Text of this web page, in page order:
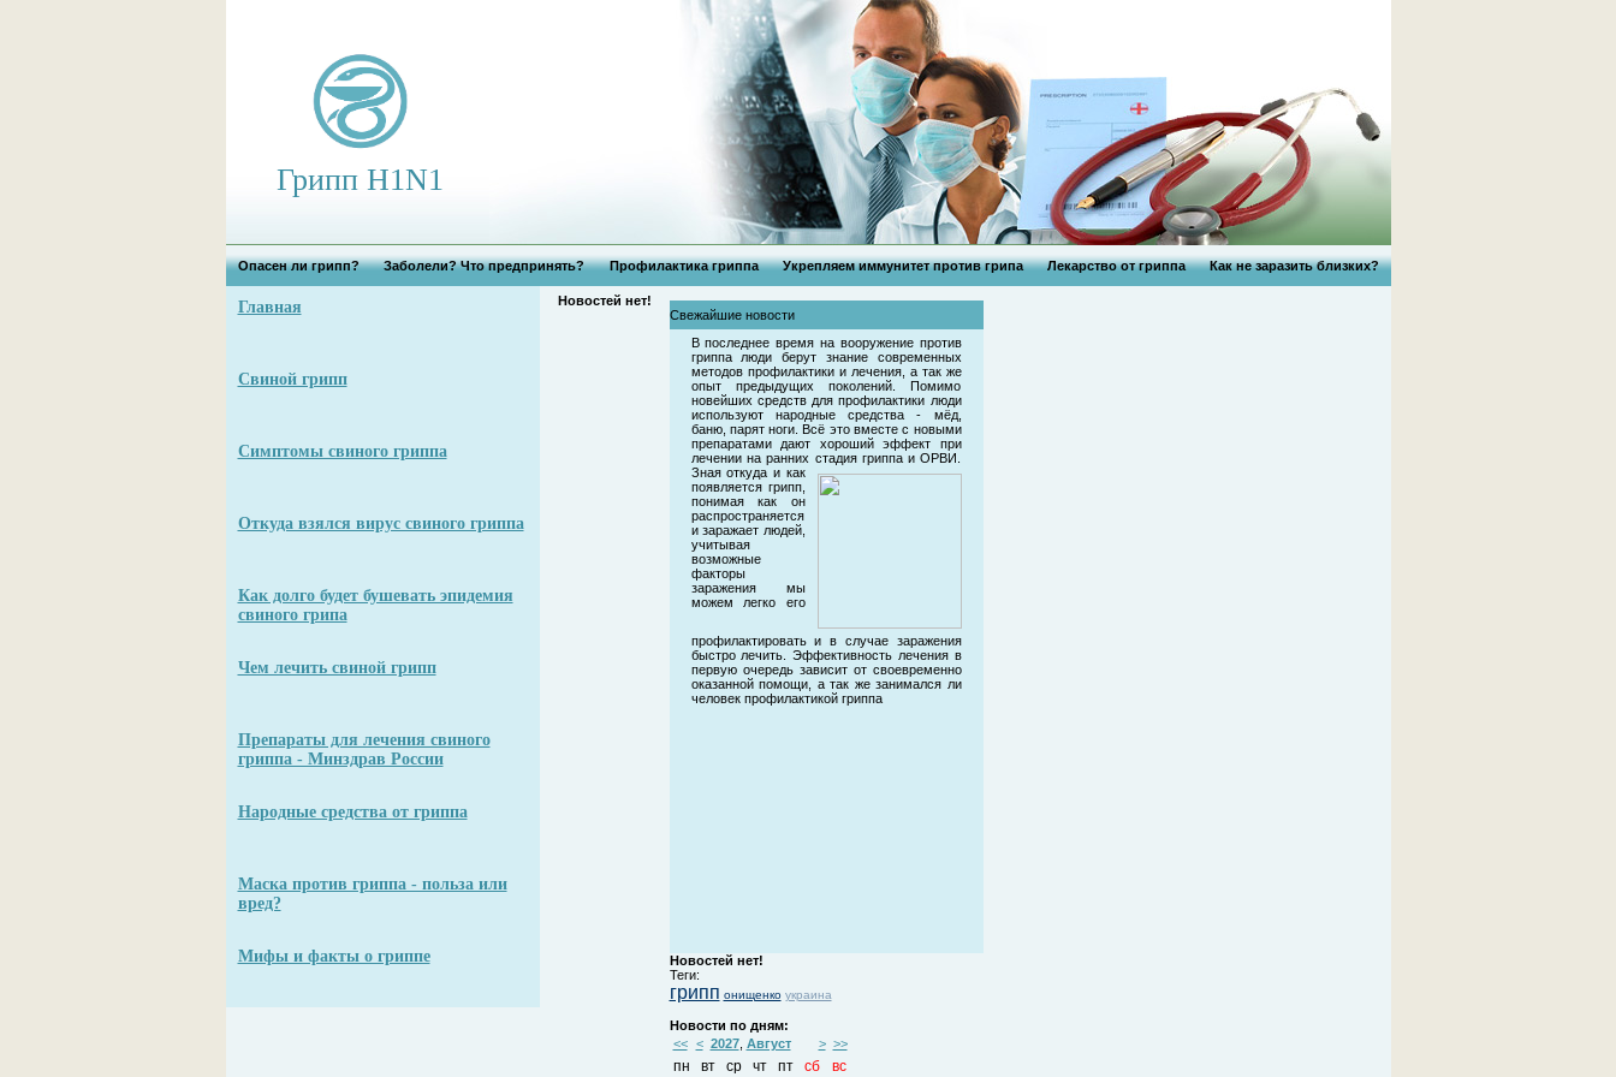
Грипп H1N1
Опасен ли грипп? Заболели? Что предпринять? Профилактика гриппа Укрепляем иммунитет против грипа Лекарство от гриппа Как не заразить близких?
Главная
Свиной грипп
Симптомы свиного гриппа
Откуда взялся вирус свиного гриппа
Как долго будет бушевать эпидемия
свиного грипа
Чем лечить свиной грипп
Препараты для лечения свиного
гриппа - Минздрав России
Народные средства от гриппа
Маска против гриппа - польза или
вред?
Мифы и факты о гриппе
Новостей нет!
Свежайшие новости
В последнее время на вооружение против
гриппа люди берут знание современных
методов профилактики и лечения, а так же
опыт предыдущих поколений. Помимо
новейших средств для профилактики люди
используют народные средства - мёд,
баню, парят ноги. Всё это вместе с новыми
препаратами дают хороший эффект при
лечении на ранних стадия гриппа и ОРВИ.
Зная откуда и как
появляется грипп,
понимая как он
распространяется
и заражает людей,
учитывая
возможные
факторы
заражения мы
можем легко его
профилактировать и в случае заражения
быстро лечить. Эффективность лечения в
первую очередь зависит от своевременно
оказанной помощи, а так же занимался ли
человек профилактикой гриппа
Новостей нет!
Теги:
грипп онищенко украина
Новости по дням:
<<
< 2027, Август > >>
пн вт ср чт пт сб вс